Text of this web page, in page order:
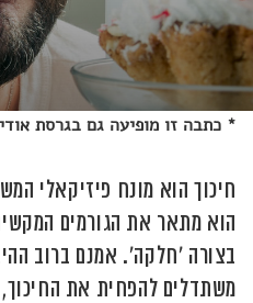
* כתבה זו מופיעה גם בגרסת
חיכוך הוא מונח פיזיקאלי
הוא מתאר את הגורמים
בצורה 'חלקה'. אמנם ברוב
משתדלים להפחית את